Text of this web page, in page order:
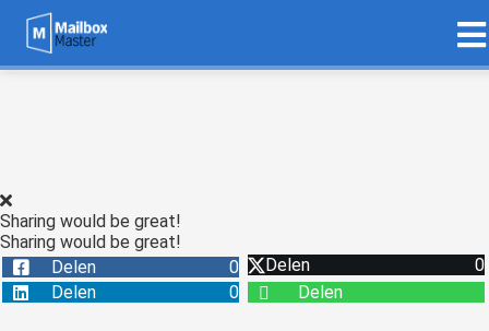
Sharing would be great!
Sharing would be great!
Delen
0 Delen
0
Delen
0 Delen